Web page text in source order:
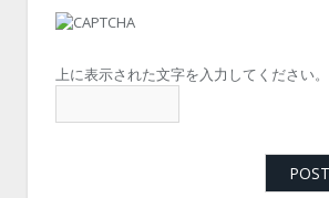
上に表示された文字を入力してください。